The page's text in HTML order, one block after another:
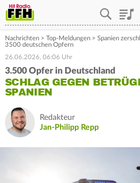
Nachrichten > Top-Meldungen > Spanien
3500 deutschen Opfern
26.06.2026, 06:06 Uhr
3.500 Opfer in Deutschland
SCHLAG GEGEN
SPANIEN
Redakteur
Jan-Philipp Repp